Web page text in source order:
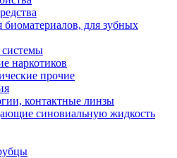
для зубных
наркотиков
прочие
контактные линзы
синовиальную жидкость